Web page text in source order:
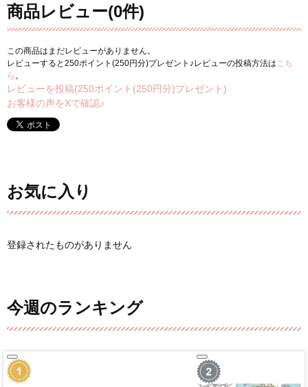
商品レビュー(0件)
この商品はまだレビューがありません。
レビューすると250ポイント(250円分)プレゼント♪レビューの投稿方法は こち
ら 。
レビューを投稿(250ポイント(250円分)プレゼント)
お客様の声をXで確認♪
お気に入り
登録されたものがありません
今週のランキング